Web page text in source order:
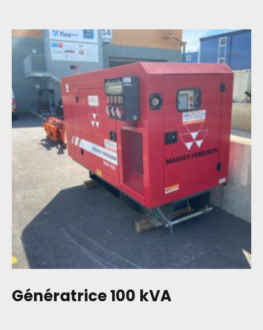
Génératrice 100 kVA